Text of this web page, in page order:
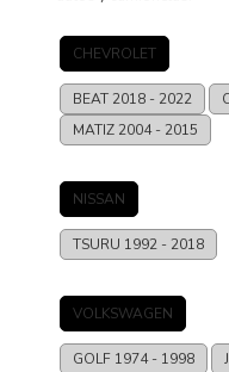
CHEVROLET
BEAT 2018 - 2022
MATIZ 2004 - 2015
NISSAN
TSURU 1992 - 2018
VOLKSWAGEN
GOLF 1974 - 1998